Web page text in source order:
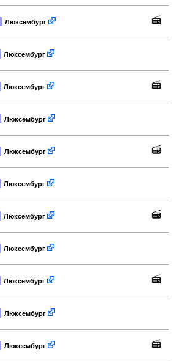
Люксембург
Люксембург
Люксембург
Люксембург
Люксембург
Люксембург
Люксембург
Люксембург
Люксембург
Люксембург
Люксембург